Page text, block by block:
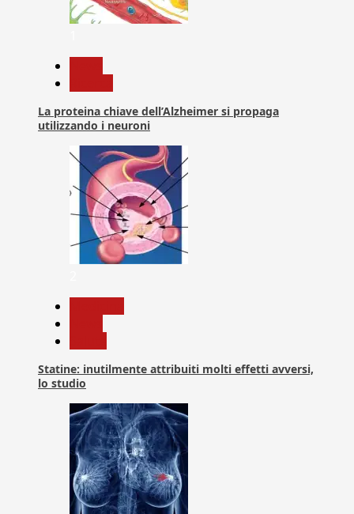
La proteina chiave dell’Alzheimer si propaga
utilizzando i neuroni
Statine: inutilmente attribuiti molti effetti avversi,
lo studio